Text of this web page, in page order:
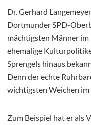
Dr. Gerhard
Dortmunder SPD-
mächtigsten Männer im
ehemalige
Sprengels hinaus
Denn der echte
wichtigsten Weichen im
Zum Beispiel hat er als